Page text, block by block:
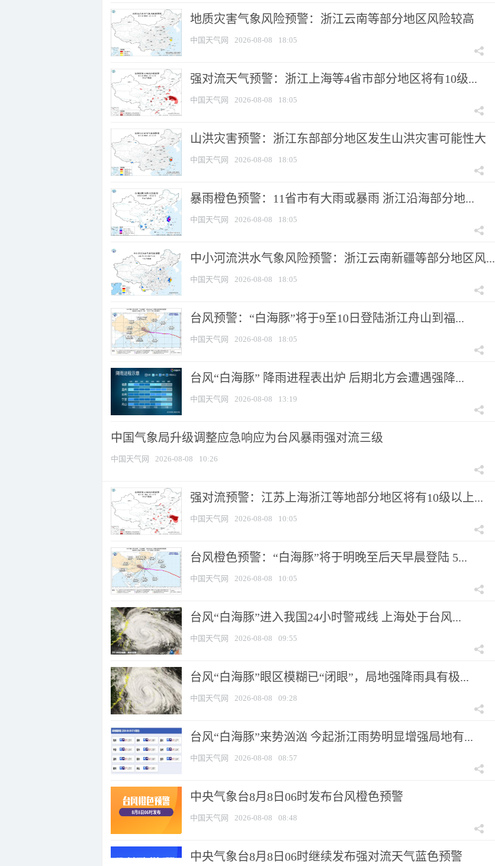
地质灾害气象风险预警：浙江云南等部分地区风险较高
中国天气网 2026-08-08 18:05
强对流天气预警：浙江上海等4省市部分地区将有10级...
中国天气网 2026-08-08 18:05
山洪灾害预警：浙江东部部分地区发生山洪灾害可能性大
中国天气网 2026-08-08 18:05
暴雨橙色预警：11省市有大雨或暴雨 浙江沿海部分地...
中国天气网 2026-08-08 18:05
中小河流洪水气象风险预警：浙江云南新疆等部分地区风...
中国天气网 2026-08-08 18:05
台风预警：“白海豚”将于9至10日登陆浙江舟山到福...
中国天气网 2026-08-08 18:05
台风“白海豚” 降雨进程表出炉 后期北方会遭遇强降...
中国天气网 2026-08-08 13:19
中国气象局升级调整应急响应为台风暴雨强对流三级
中国天气网 2026-08-08 10:26
强对流预警：江苏上海浙江等地部分地区将有10级以上...
中国天气网 2026-08-08 10:05
台风橙色预警：“白海豚”将于明晚至后天早晨登陆 5...
中国天气网 2026-08-08 10:05
台风“白海豚”进入我国24小时警戒线 上海处于台风...
中国天气网 2026-08-08 09:55
台风“白海豚”眼区模糊已“闭眼”，局地强降雨具有极...
中国天气网 2026-08-08 09:28
台风“白海豚”来势汹汹 今起浙江雨势明显增强局地有...
中国天气网 2026-08-08 08:57
中央气象台8月8日06时发布台风橙色预警
中国天气网 2026-08-08 08:48
中央气象台8月8日06时继续发布强对流天气蓝色预警